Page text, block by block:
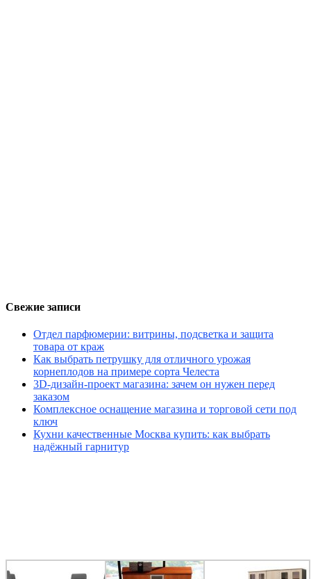
Свежие записи
Отдел парфюмерии: витрины, подсветка и защита
товара от краж
Как выбрать петрушку для отличного урожая
корнеплодов на примере сорта Челеста
3D-дизайн-проект магазина: зачем он нужен перед
заказом
Комплексное оснащение магазина и торговой сети под
ключ
Кухни качественные Москва купить: как выбрать
надёжный гарнитур